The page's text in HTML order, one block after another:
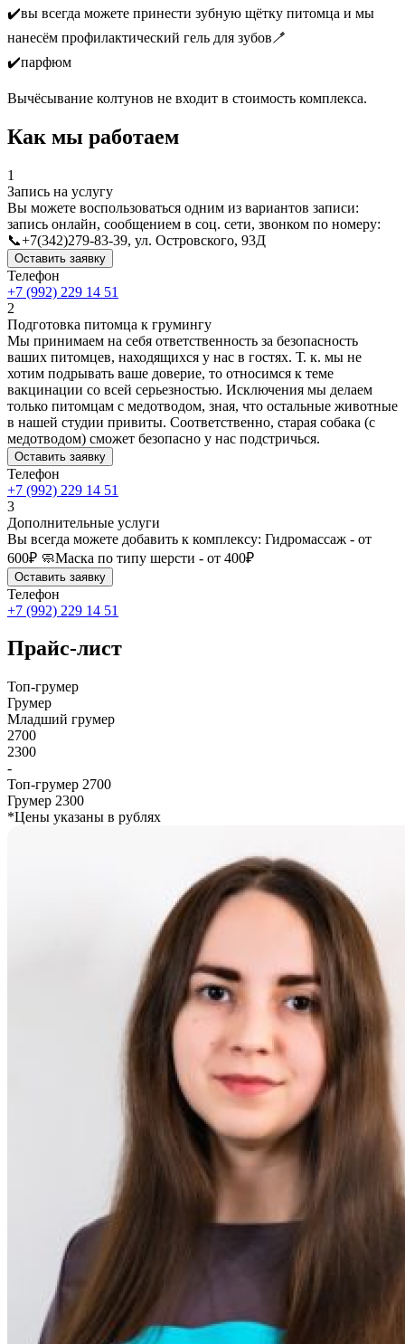
✔️вы всегда можете принести зубную щётку питомца и мы
нанесём профилактический гель для зубов🪥
✔️парфюм
Вычёсывание колтунов не входит в стоимость комплекса.
Как мы работаем
1
Запись на услугу
Вы можете воспользоваться одним из вариантов записи:
запись онлайн, сообщением в соц. сети, звонком по номеру:
📞+7(342)279-83-39, ул. Островского, 93Д
Оставить заявку
Телефон
+7 (992) 229 14 51
2
Подготовка питомца к грумингу
Мы принимаем на себя ответственность за безопасность
ваших питомцев, находящихся у нас в гостях. Т. к. мы не
хотим подрывать ваше доверие, то относимся к теме
вакцинации со всей серьезностью. Исключения мы делаем
только питомцам с медотводом, зная, что остальные животные
в нашей студии привиты. Соответственно, старая собака (с
медотводом) сможет безопасно у нас подстричься.
Оставить заявку
Телефон
+7 (992) 229 14 51
3
Дополнительные услуги
Вы всегда можете добавить к комплексу: Гидромассаж - от
600₽ 🧼Маска по типу шерсти - от 400₽
Оставить заявку
Телефон
+7 (992) 229 14 51
Прайс-лист
Топ-грумер
Грумер
Младший грумер
2700
2300
-
Топ-грумер 2700
Грумер 2300
*Цены указаны в рублях